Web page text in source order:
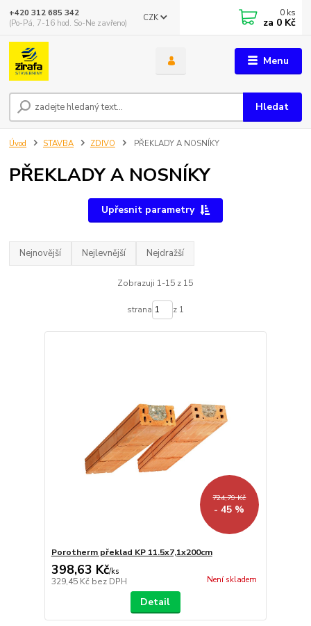
Menu
CZK
Hledat
+420 312 685 342
(Po-Pá, 7-16 hod. So-Ne zavřeno)
0 ks
za 0 Kč
Úvod STAVBA ZDIVO PŘEKLADY A NOSNÍKY
PŘEKLADY A NOSNÍKY
Upřesnit parametry
Nejnovější Nejlevnější Nejdražší
Zobrazuji 1-15 z 15
strana z 1
724,79 Kč
- 45 %
Porotherm překlad KP 11.5x7,1x200cm
398,63 Kč/ks
329,45 Kč bez DPH Není skladem
Detail